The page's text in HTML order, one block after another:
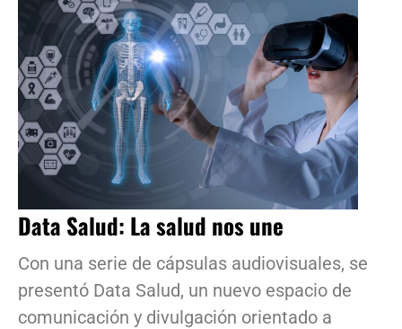
Data Salud: La salud nos une
Con una serie de cápsulas audiovisuales, se
presentó Data Salud, un nuevo espacio de
comunicación y divulgación orientado a